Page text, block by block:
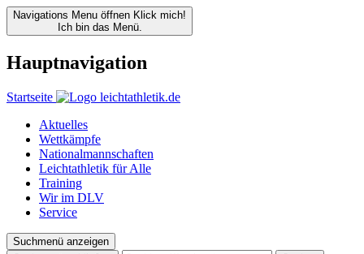
Navigations Menu öffnen Klick mich!
Ich bin das Menü.
Hauptnavigation
Startseite
Aktuelles
Wettkämpfe
Nationalmannschaften
Leichtathletik für Alle
Training
Wir im DLV
Service
Suchmenü anzeigen